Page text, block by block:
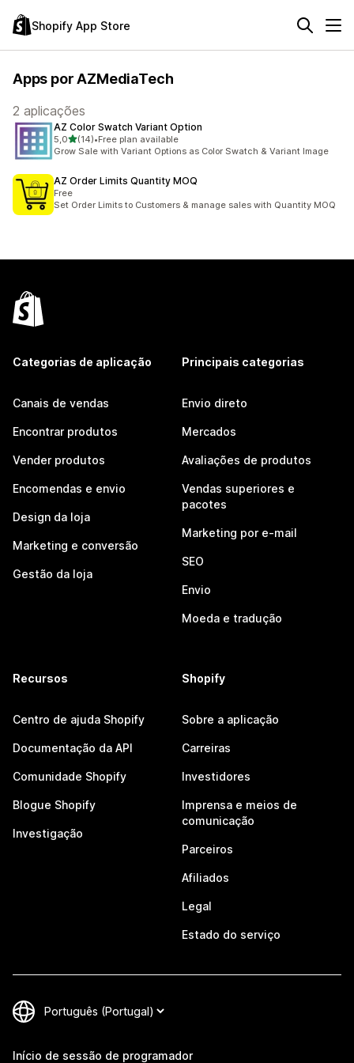
Shopify App Store
Apps por AZMediaTech
2 aplicações
AZ Color Swatch Variant Option
5,0de 5 estrelas
(14)
14 total de avaliações
•Free plan available
Grow Sale with Variant Options as Color Swatch & Variant Image
AZ Order Limits Quantity MOQ
Free
Set Order Limits to Customers & manage sales with Quantity MOQ
Categorias de aplicação
Canais de vendas
Encontrar produtos
Vender produtos
Encomendas e envio
Design da loja
Marketing e conversão
Gestão da loja
Principais categorias
Envio direto
Mercados
Avaliações de produtos
Vendas superiores e
pacotes
Marketing por e-mail
SEO
Envio
Moeda e tradução
Recursos
Centro de ajuda Shopify
Documentação da API
Comunidade Shopify
Blogue Shopify
Investigação
Shopify
Sobre a aplicação
Carreiras
Investidores
Imprensa e meios de
comunicação
Parceiros
Afiliados
Legal
Estado do serviço
Início de sessão de programador